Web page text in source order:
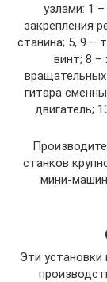
узлами: 1
закрепления
станина; 5, 9 –
винт; 8 –
гитара
двигатель;
станков
мини-
Эти установки